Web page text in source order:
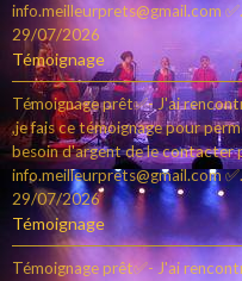
info.meilleurprets@gmail.com
29/07/2026
Témoignage
Témoignage prêt✅- J'ai
,je fais ce témoignage pour
besoin d'argent de le contacter
info.meilleurprets@gmail.com
29/07/2026
Témoignage
Témoignage prêt✅- J'ai